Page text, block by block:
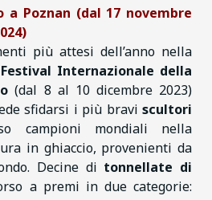
a Poznan (dal 17 novembre
più attesi dell’anno nella
Festival Internazionale della
(dal 8 al 10 dicembre 2023)
sfidarsi i più bravi scultori
campioni mondiali nella
in ghiaccio, provenienti da
Decine di tonnellate di
a premi in due categorie: